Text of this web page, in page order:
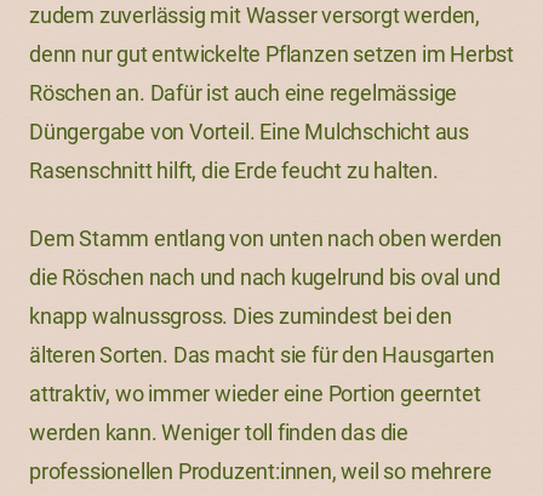
zudem zuverlässig mit Wasser versorgt werden,
denn nur gut entwickelte Pflanzen setzen im Herbst
Röschen an. Dafür ist auch eine regelmässige
Düngergabe von Vorteil. Eine Mulchschicht aus
Rasenschnitt hilft, die Erde feucht zu halten.
Dem Stamm entlang von unten nach oben werden
die Röschen nach und nach kugelrund bis oval und
knapp walnussgross. Dies zumindest bei den
älteren Sorten. Das macht sie für den Hausgarten
attraktiv, wo immer wieder eine Portion geerntet
werden kann. Weniger toll finden das die
professionellen Produzent:innen, weil so mehrere